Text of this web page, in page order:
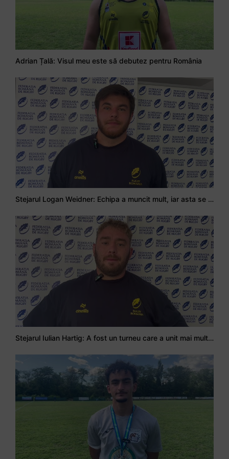
Adrian Țală: Visul meu este să debutez pentru România
Stejarul Logan Weidner: Echipa a muncit mult, iar asta se va vedea în meciurile de la Nations Cup
Stejarul Iulian Hartig: A fost un turneu care a unit mai mult echipa